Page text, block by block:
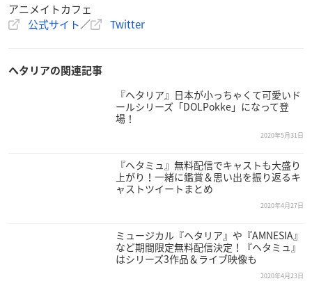
アニメイトカフェ
公式サイト／ Twitter
ヘタリアの関連記事
『ヘタリア』日本が小っちゃくて可愛いド
ールシリーズ「DOLPokke」になって登
場！
2020年5月31日
『ヘタミュ』無料配信でキャストも大盛り
上がり！一緒に鑑賞＆思い出を振り返るキ
ャストツイートまとめ
2020年4月27日
ミュージカル『ヘタリア』や『AMNESIA』
など期間限定無料配信決定！『ヘタミュ』
はシリーズ3作品＆ライブ映像も
2020年4月23日